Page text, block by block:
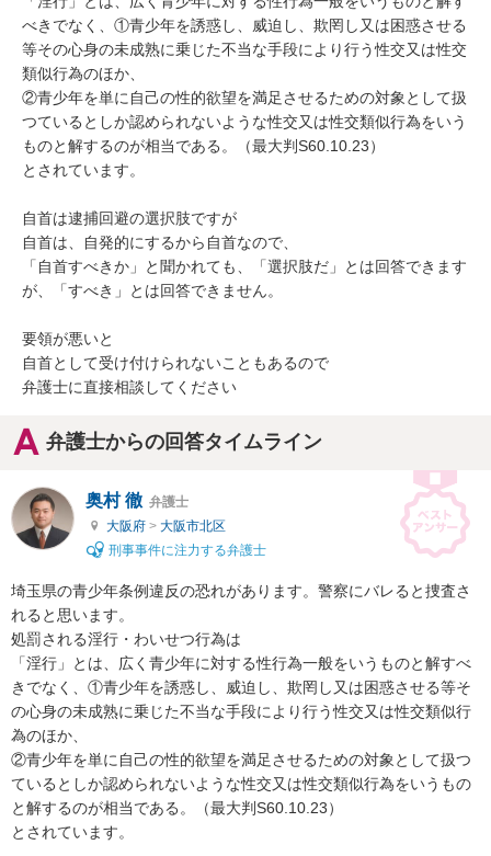
べきでなく、①青少年を誘惑し、威迫し、欺罔し又は困惑させる
等その心身の未成熟に乗じた不当な手段により行う性交又は性交
類似行為のほか、
②青少年を単に自己の性的欲望を満足させるための対象として扱
つているとしか認められないような性交又は性交類似行為をいう
ものと解するのが相当である。（最大判S60.10.23）
とされています。
自首は逮捕回避の選択肢ですが
自首は、自発的にするから自首なので、
「自首すべきか」と聞かれても、「選択肢だ」とは回答できます
が、「すべき」とは回答できません。
要領が悪いと
自首として受け付けられないこともあるので
弁護士に直接相談してください
弁護士からの回答タイムライン
奥村 徹 弁護士
大阪府 > 大阪市北区
刑事事件に注力する弁護士
埼玉県の青少年条例違反の恐れがあります。警察にバレると捜査さ
れると思います。
処罰される淫行・わいせつ行為は
「淫行」とは、広く青少年に対する性行為一般をいうものと解すべ
きでなく、①青少年を誘惑し、威迫し、欺罔し又は困惑させる等そ
の心身の未成熟に乗じた不当な手段により行う性交又は性交類似行
為のほか、
②青少年を単に自己の性的欲望を満足させるための対象として扱つ
ているとしか認められないような性交又は性交類似行為をいうもの
と解するのが相当である。（最大判S60.10.23）
とされています。